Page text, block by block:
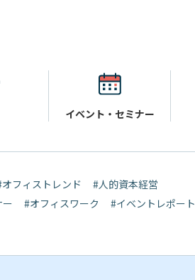
イベント・ セミナー
フィストレンド
#人的資本経営
#オフィスワーク
#イベントレポート